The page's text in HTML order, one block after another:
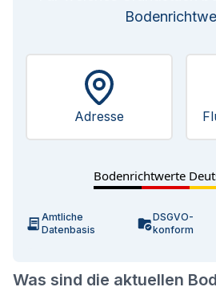
Was sind die aktuellen
Adresse
Bodenrichtwerte
Amtliche
Datenbasis
DSGVO-
konform